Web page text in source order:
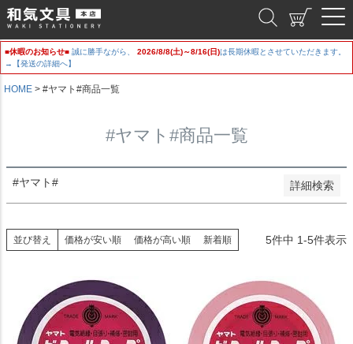
■休暇のお知らせ■ 誠に勝手ながら、 2026/8/8(土)～8/16(日)は長期休暇とさせていただきます。
→【発送の詳細へ】
HOME #ヤマト#商品一覧
#ヤマト#商品一覧
#ヤマト# 詳細検索
登録順
価格が安い順
価格が高い順
優先度順
レビュー順
検索
並び替え 価格が安い順 価格が高い順 新着順 5件中 1-5件表示